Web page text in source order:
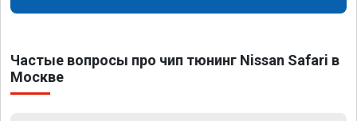
Частые вопросы про чип тюнинг Nissan Safari в
Москве